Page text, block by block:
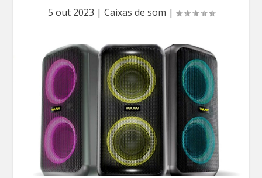
5 out 2023 | Caixas de som |